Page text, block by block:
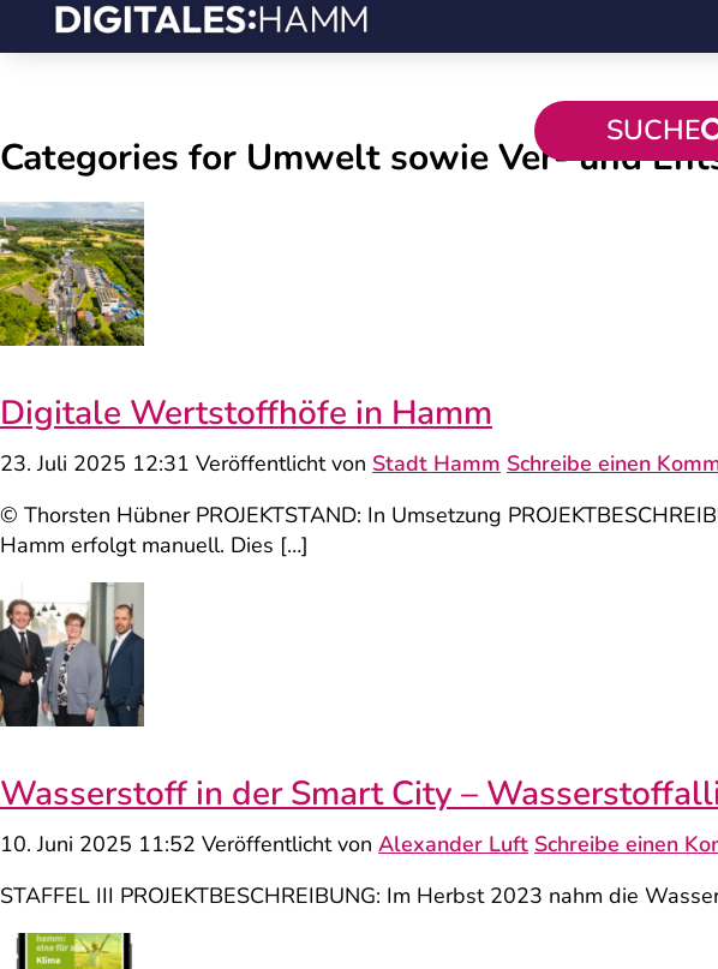
SUCHE
Categories for Umwelt sowie Ver- und
Digitale Wertstoffhöfe in Hamm
23. Juli 2025 12:31 Veröffentlicht von Stadt Hamm Schreibe einen
© Thorsten Hübner PROJEKTSTAND: In Umsetzung
Hamm erfolgt manuell. Dies […]
Wasserstoff in der Smart City –
10. Juni 2025 11:52 Veröffentlicht von Alexander Luft Schreibe einen
STAFFEL III PROJEKTBESCHREIBUNG: Im Herbst 2023 nahm die